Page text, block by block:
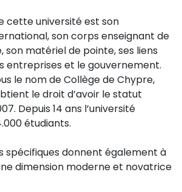
cette université est son
son corps enseignant de
son matériel de pointe, ses liens
entreprises et le gouvernement.
le nom de Collège de Chypre,
le droit d’avoir le statut
Depuis 14 ans l’université
étudiants.
spécifiques donnent également à
dimension moderne et novatrice